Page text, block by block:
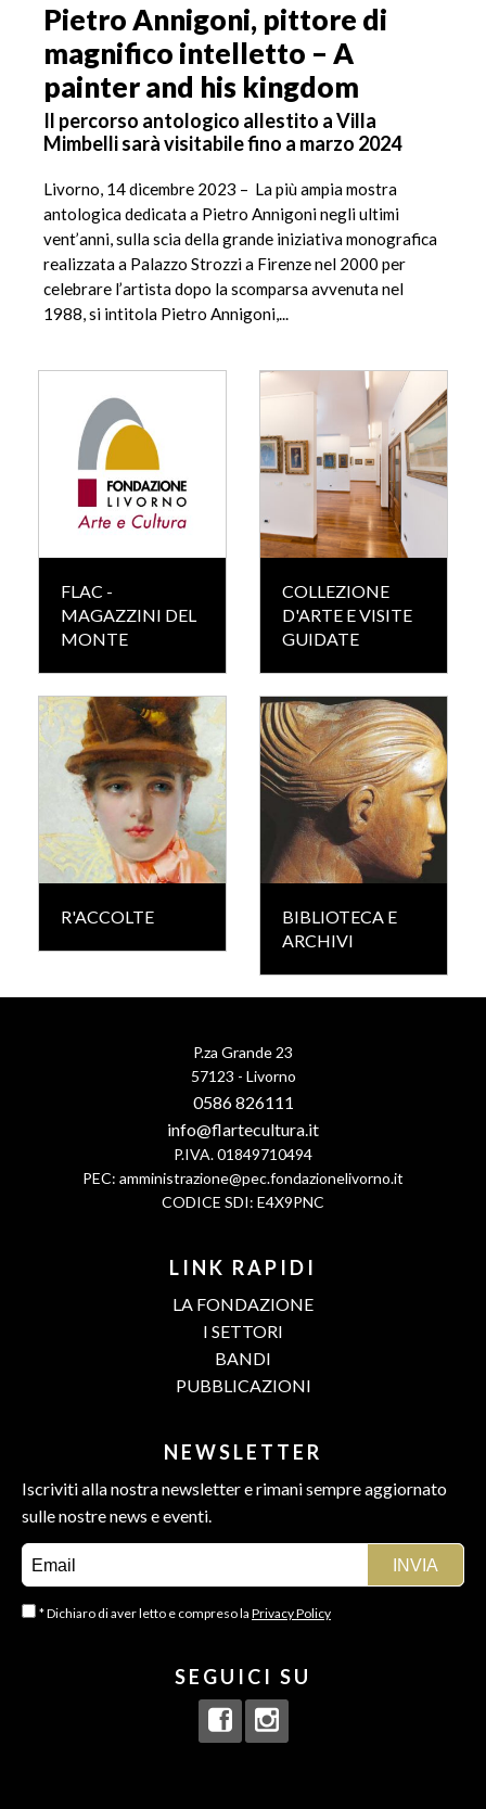
Pietro Annigoni, pittore di
magnifico intelletto – A
painter and his kingdom
Il percorso antologico allestito a Villa
Mimbelli sarà visitabile fino a marzo 2024
Livorno, 14 dicembre 2023 – La più ampia mostra
antologica dedicata a Pietro Annigoni negli ultimi
vent’anni, sulla scia della grande iniziativa monografica
realizzata a Palazzo Strozzi a Firenze nel 2000 per
celebrare l’artista dopo la scomparsa avvenuta nel
1988, si intitola Pietro Annigoni,...
FLAC -
MAGAZZINI DEL
MONTE
COLLEZIONE
D'ARTE E VISITE
GUIDATE
R'ACCOLTE
BIBLIOTECA E
ARCHIVI
P.za Grande 23
57123 - Livorno
0586 826111
info@flartecultura.it
P.IVA. 01849710494
PEC: amministrazione@pec.fondazionelivorno.it
CODICE SDI: E4X9PNC
LINK RAPIDI
LA FONDAZIONE
I SETTORI
BANDI
PUBBLICAZIONI
NEWSLETTER
Iscriviti alla nostra newsletter e rimani sempre aggiornato
sulle nostre news e eventi.
* Dichiaro di aver letto e compreso la Privacy Policy
SEGUICI SU